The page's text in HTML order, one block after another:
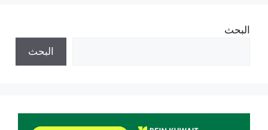
البحث
البحث